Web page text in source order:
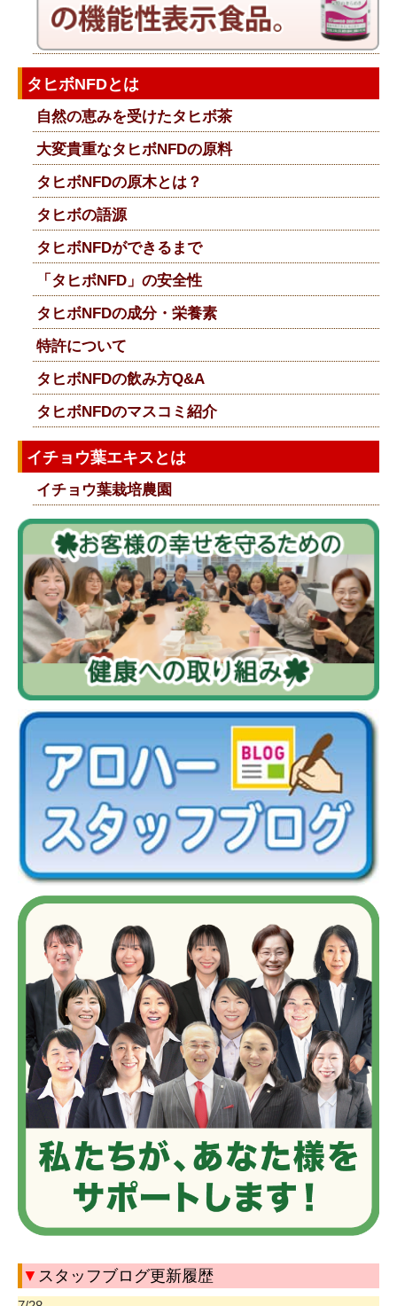
タヒボNFDとは
自然の恵みを受けたタヒボ茶
大変貴重なタヒボNFDの原料
タヒボNFDの原木とは？
タヒボの語源
タヒボNFDができるまで
「タヒボNFD」の安全性
タヒボNFDの成分・栄養素
特許について
タヒボNFDの飲み方Q&A
タヒボNFDのマスコミ紹介
イチョウ葉エキスとは
イチョウ葉栽培農園
▼ スタッフブログ更新履歴